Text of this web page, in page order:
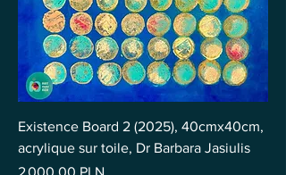
Existence Board 2 (2025), 40cmx40cm,
acrylique sur toile, Dr Barbara Jasiulis
Prix
2 000,00 PLN